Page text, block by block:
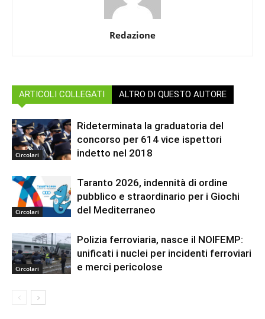
Redazione
ARTICOLI COLLEGATI ALTRO DI QUESTO AUTORE
Circolari
Rideterminata la graduatoria del
concorso per 614 vice ispettori
indetto nel 2018
Circolari
Taranto 2026, indennità di ordine
pubblico e straordinario per i Giochi
del Mediterraneo
Circolari
Polizia ferroviaria, nasce il NOIFEMP:
unificati i nuclei per incidenti ferroviari
e merci pericolose